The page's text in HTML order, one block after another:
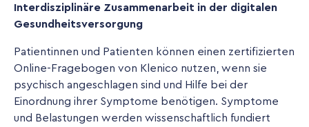
Interdisziplinäre Zusammenarbeit in der digitalen
Gesundheitsversorgung
Patientinnen und Patienten können einen zertifizierten
Online-Fragebogen von Klenico nutzen, wenn sie
psychisch angeschlagen sind und Hilfe bei der
Einordnung ihrer Symptome benötigen. Symptome
und Belastungen werden wissenschaftlich fundiert